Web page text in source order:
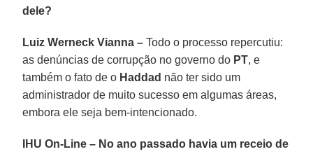
dele?
Luiz Werneck Vianna – Todo o processo repercutiu:
as denúncias de corrupção no governo do PT, e
também o fato de o Haddad não ter sido um
administrador de muito sucesso em algumas áreas,
embora ele seja bem-intencionado.
IHU On-Line – No ano passado havia um receio de